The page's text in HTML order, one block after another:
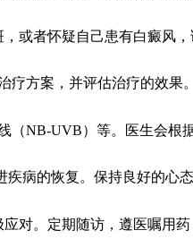
或者怀疑自己患有白癜风
方案，并评估治疗的效果
NB-UVB）等。医生会根
病的恢复。保持良好的心
对。定期随访，遵医嘱用